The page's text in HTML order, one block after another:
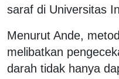
saraf di Universitas
Menurut Ande,
melibatkan
darah tidak hanya